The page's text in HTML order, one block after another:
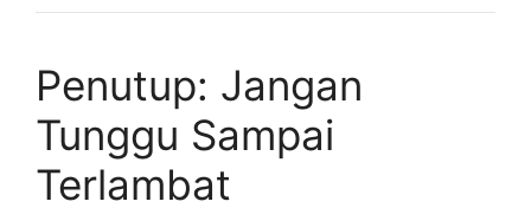
Penutup: Jangan
Tunggu Sampai
Terlambat